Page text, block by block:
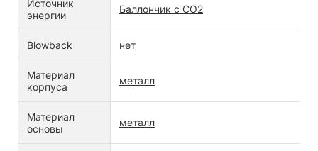
Источник
энергии
Баллончик с СО2
Blowback нет
Материал
корпуса
металл
Материал
основы
металл